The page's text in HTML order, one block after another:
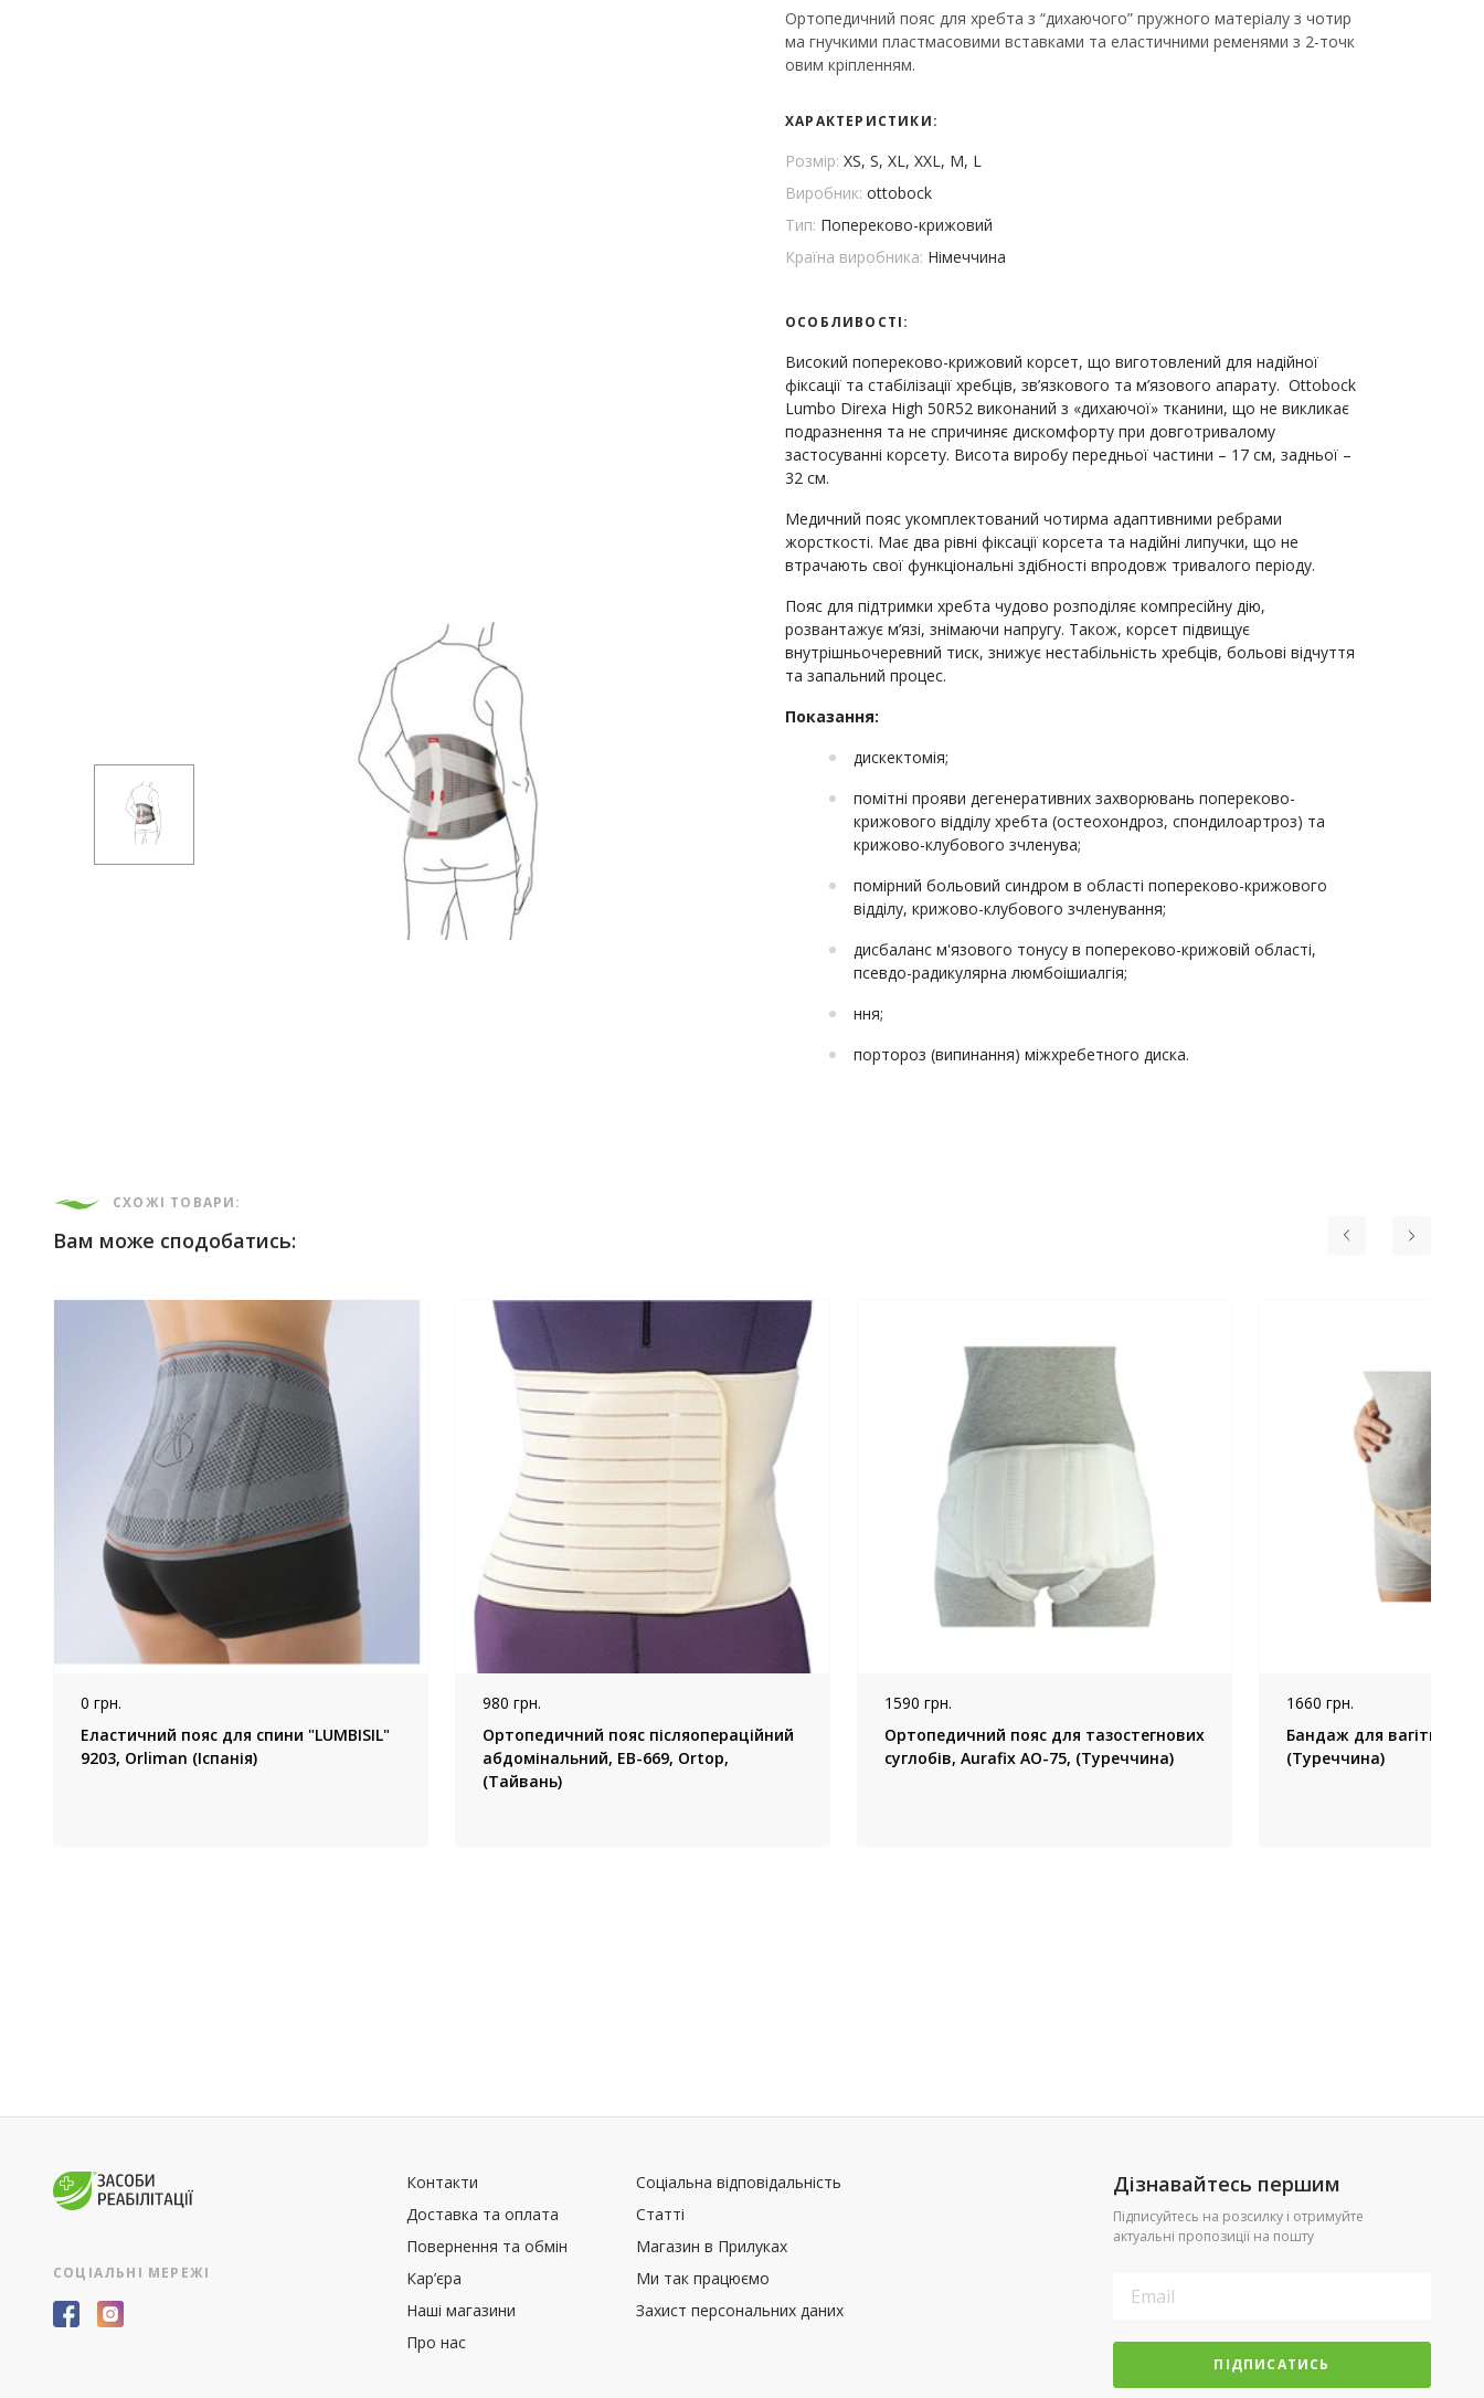
Ортопедичний пояс для хребта з “дихаючого” пружного матеріалу з чотир
ма гнучкими пластмасовими вставками та еластичними ременями з 2-точк
овим кріпленням.
ХАРАКТЕРИСТИКИ:
Розмір: XS, S, XL, XXL, M, L
Виробник: ottobock
Тип: Попереково-крижовий
Країна виробника: Німеччина
ОСОБЛИВОСТІ:
Високий попереково-крижовий корсет, що виготовлений для надійної
фіксації та стабілізації хребців, зв’язкового та м’язового апарату. Ottobock
Lumbo Direxa High 50R52 виконаний з «дихаючої» тканини, що не викликає
подразнення та не спричиняє дискомфорту при довготривалому
застосуванні корсету. Висота виробу передньої частини – 17 см, задньої –
32 см.
Медичний пояс укомплектований чотирма адаптивними ребрами
жорсткості. Має два рівні фіксації корсета та надійні липучки, що не
втрачають свої функціональні здібності впродовж тривалого періоду.
Пояс для підтримки хребта чудово розподіляє компресійну дію,
розвантажує м’язі, знімаючи напругу. Також, корсет підвищує
внутрішньочеревний тиск, знижує нестабільність хребців, больові відчуття
та запальний процес.
Показання:
дискектомія;
помітні прояви дегенеративних захворювань попереково-
крижового відділу хребта (остеохондроз, спондилоартроз) та
крижово-клубового зчленува;
помірний больовий синдром в області попереково-крижового
відділу, крижово-клубового зчленування;
дисбаланс м'язового тонусу в попереково-крижовій області,
псевдо-радикулярна люмбоішиалгія;
ння;
портороз (випинання) міжхребетного диска.
СХОЖІ ТОВАРИ:
Вам може сподобатись:
0 грн.
Еластичний пояс для спини "LUMBISIL"
9203, Orliman (Іспанія)
980 грн.
Ортопедичний пояс післяопераційний
абдомінальний, EB-669, Ortop,
(Тайвань)
1590 грн.
Ортопедичний пояс для тазостегнових
суглобів, Aurafix AO-75, (Туреччина)
1660 грн.
Бандаж для вагітних,
(Туреччина)
СОЦІАЛЬНІ МЕРЕЖІ
Контакти
Доставка та оплата
Повернення та обмін
Кар’єра
Наші магазини
Про нас
Соціальна відповідальність
Статті
Магазин в Прилуках
Ми так працюємо
Захист персональних даних
Дізнавайтесь першим
Підписуйтесь на розсилку і отримуйте
актуальні пропозиції на пошту
ПІДПИСАТИСЬ